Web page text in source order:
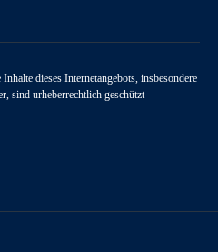
dieses Internetangebots, insbesondere
sind urheberrechtlich geschützt